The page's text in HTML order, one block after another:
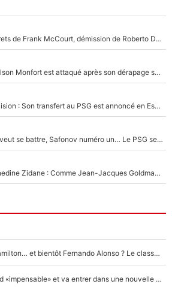
Trahison de Longoria, secrets de Frank McCourt, démission de Roberto De Zerbi : Medhi Benatia se lâche sur départ de l'OM et fait d'importantes révélations
Incendies en Gironde - Nelson Monfort est attaqué après son dérapage sur CNews : «Et lui, il prend combien pour parler dans un studio climatisé?»
Ferran Torres a pris sa décision : Son transfert au PSG est annoncé en Espagne !
Suzuki recruté, Chevalier veut se battre, Safonov numéro un… Le PSG se lance encore dans un gros chantier pour le poste de gardien de but
Un documentaire avec Zinedine Zidane : Comme Jean-Jacques Goldman et Mylène Farmer, le nouveau sélectionneur de l'équipe de France a recalé une journaliste très connue
Max Verstappen, Lewis Hamilton… et bientôt Fernando Alonso ? Le classement des pilotes les mieux payés en Formule 1 risque de changer !
F1 - Alpine signe un accord «impensable» et va entrer dans une nouvelle dimension : Grande nouvelle pour Pierre Gasly !